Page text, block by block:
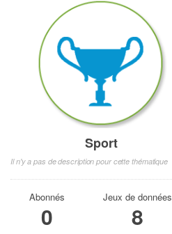
Sport
Il n'y a pas de description pour cette thématique
Abonnés
0
Jeux de données
8